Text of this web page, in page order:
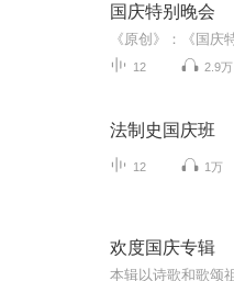
国庆特别晚会
12 2.9万
法制史国庆班
12 1万
欢度国庆专辑